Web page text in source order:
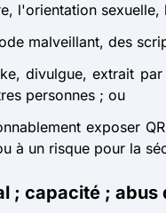
l'orientation
malveillant, des
divulgue, extrait
personnes ; ou
exposer
à un risque pour la
; capacité ;